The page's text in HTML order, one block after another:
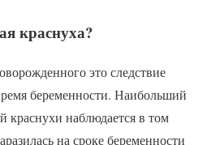
краснуха?
это следствие
беременности. Наибольший
краснухи наблюдается в том
на сроке беременности